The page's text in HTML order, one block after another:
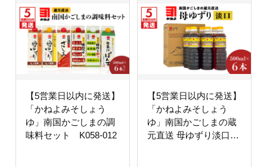
【5営業日以内に発送】
「かねよみそしょう
ゆ」南国かごしまの調
味料セット K058-012
【5営業日以内に発送】
「かねよみそしょう
ゆ」南国かごしまの蔵
元直送 母ゆずり淡口